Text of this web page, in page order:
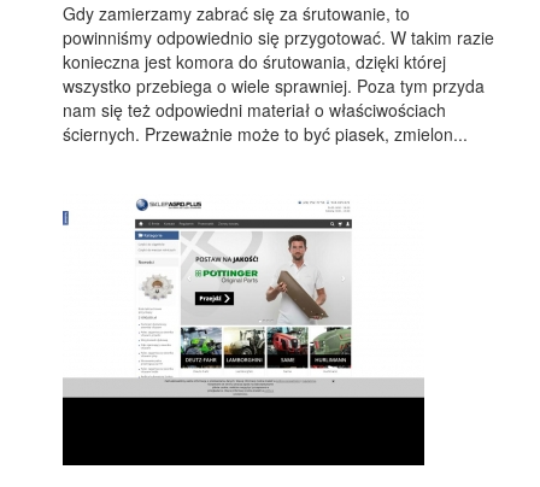
Gdy zamierzamy zabrać się za śrutowanie, to
powinniśmy odpowiednio się przygotować. W takim razie
konieczna jest komora do śrutowania, dzięki której
wszystko przebiega o wiele sprawniej. Poza tym przyda
nam się też odpowiedni materiał o właściwościach
ściernych. Przeważnie może to być piasek, zmielon...